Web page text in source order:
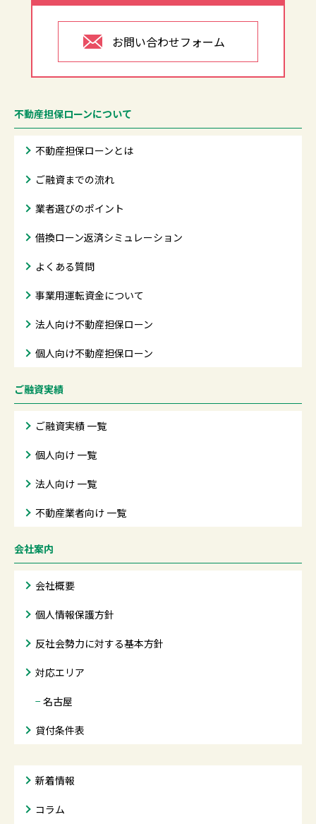
お問い合わせフォーム
不動産担保ローンについて
不動産担保ローンとは
ご融資までの流れ
業者選びのポイント
借換ローン返済シミュレーション
よくある質問
事業用運転資金について
法人向け不動産担保ローン
個人向け不動産担保ローン
ご融資実績
ご融資実績 一覧
個人向け 一覧
法人向け 一覧
不動産業者向け 一覧
会社案内
会社概要
個人情報保護方針
反社会勢力に対する基本方針
対応エリア
− 名古屋
貸付条件表
新着情報
コラム